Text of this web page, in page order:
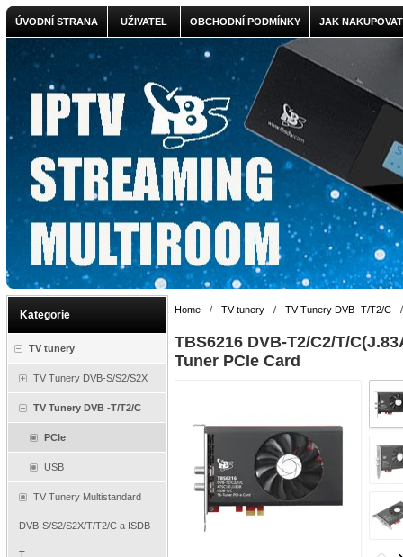
ÚVODNÍ STRANA UŽIVATEL OBCHODNÍ PODMÍNKY JAK NAKUPOVAT
Kategorie
TV tunery
TV Tunery DVB-S/S2/S2X
TV Tunery DVB -T/T2/C
PCIe
USB
TV Tunery Multistandard
DVB-S/S2/S2X/T/T2/C a ISDB-
T
Home / TV tunery / TV Tunery DVB -T/T2/C /
TBS6216 DVB-T2/C2/T/
Tuner PCIe Card